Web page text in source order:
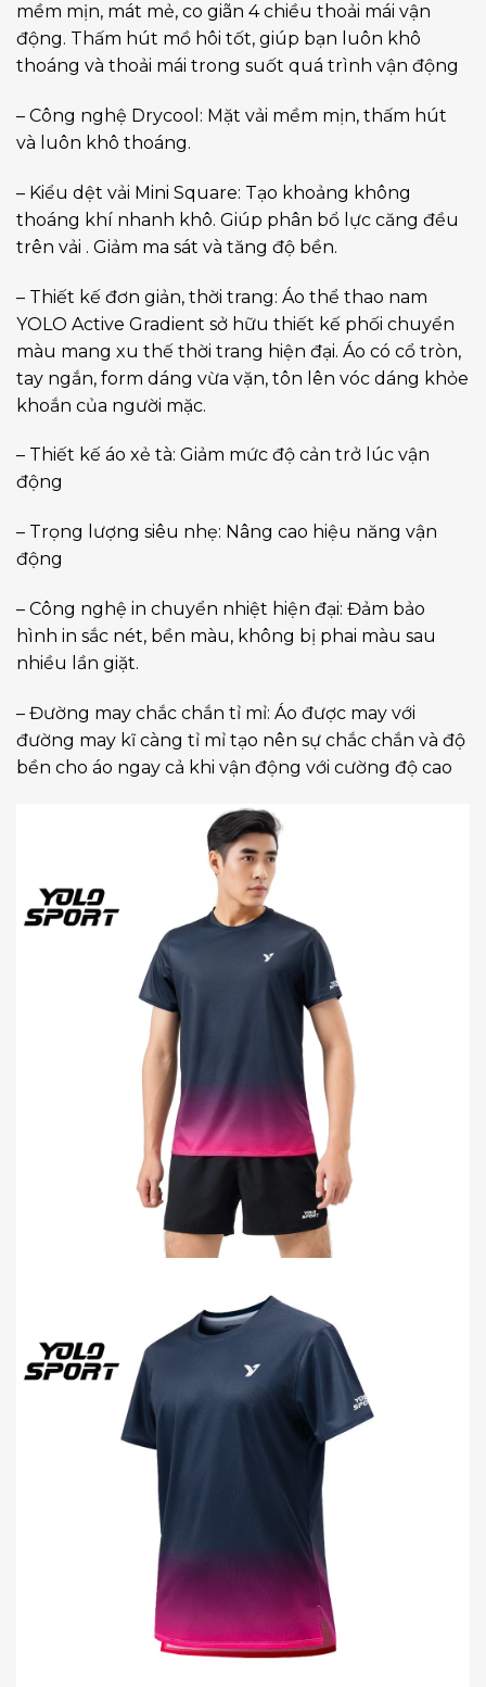
mềm mịn, mát mẻ, co giãn 4 chiều thoải mái vận
động. Thấm hút mồ hôi tốt, giúp bạn luôn khô
thoáng và thoải mái trong suốt quá trình vận động
– Công nghệ Drycool: Mặt vải mềm mịn, thấm hút
và luôn khô thoáng.
– Kiểu dệt vải Mini Square: Tạo khoảng không
thoáng khí nhanh khô. Giúp phân bổ lực căng đều
trên vải . Giảm ma sát và tăng độ bền.
– Thiết kế đơn giản, thời trang: Áo thể thao nam
YOLO Active Gradient sở hữu thiết kế phối chuyển
màu mang xu thế thời trang hiện đại. Áo có cổ tròn,
tay ngắn, form dáng vừa vặn, tôn lên vóc dáng khỏe
khoắn của người mặc.
– Thiết kế áo xẻ tà: Giảm mức độ cản trở lúc vận
động
– Trọng lượng siêu nhẹ: Nâng cao hiệu năng vận
động
– Công nghệ in chuyển nhiệt hiện đại: Đảm bảo
hình in sắc nét, bền màu, không bị phai màu sau
nhiều lần giặt.
– Đường may chắc chắn tỉ mỉ: Áo được may với
đường may kĩ càng tỉ mỉ tạo nên sự chắc chắn và độ
bền cho áo ngay cả khi vận động với cường độ cao